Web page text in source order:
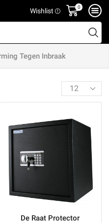
Wishlist 0
input
Tegen Inbraak
Products
per
De Raat Protector